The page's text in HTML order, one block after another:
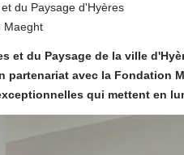
du Paysage d'Hyères
Maeght
et du Paysage de la ville
partenariat avec la Fondation
qui mettent en